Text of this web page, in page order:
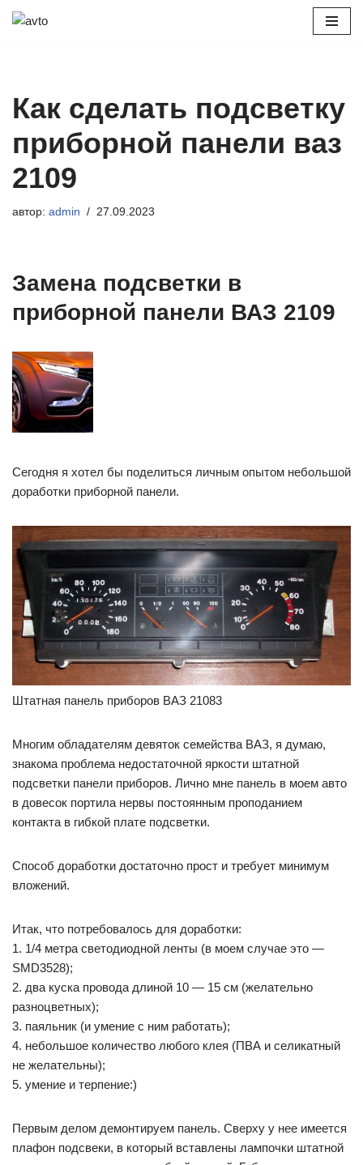
Как сделать подсветку
приборной панели ваз
2109
автор: admin 27.09.2023
Замена подсветки в
приборной панели ВАЗ 2109
Сегодня я хотел бы поделиться личным опытом небольшой
доработки приборной панели.
Штатная панель приборов ВАЗ 21083
Многим обладателям девяток семейства ВАЗ, я думаю,
знакома проблема недостаточной яркости штатной
подсветки панели приборов. Лично мне панель в моем авто
в довесок портила нервы постоянным проподанием
контакта в гибкой плате подсветки.
Способ доработки достаточно прост и требует минимум
вложений.
Итак, что потребовалось для доработки:
1. 1/4 метра светодиодной ленты (в моем случае это —
SMD3528);
2. два куска провода длиной 10 — 15 см (желательно
разноцветных);
3. паяльник (и умение с ним работать);
4. небольшое количество любого клея (ПВА и селикатный
не желательны);
5. умение и терпение:)
Первым делом демонтируем панель. Сверху у нее имеется
плафон подсвеки, в который вставлены лампочки штатной